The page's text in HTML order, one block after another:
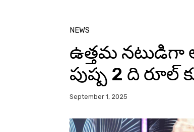
NEWS
ఉత్తమ నటుడిగా
పుష్ప 2 ది రూల్
September 1, 2025